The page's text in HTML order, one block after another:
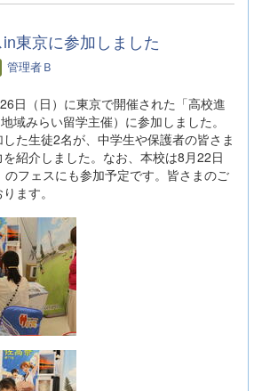
東京に参加しました
管理者Ｂ
日（日）に東京で開催された「高校進
域みらい留学主催）に参加しました。
た生徒2名が、中学生や保護者の皆さま
紹介しました。なお、本校は8月22日
のフェスにも参加予定です。皆さまのご
ます。